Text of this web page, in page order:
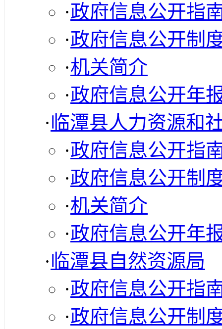
·政府信息公开指
·政府信息公开制
·机关简介
·政府信息公开年
·临潭县人力资源和
·政府信息公开指
·政府信息公开制
·机关简介
·政府信息公开年
·临潭县自然资源局
·政府信息公开指
·政府信息公开制